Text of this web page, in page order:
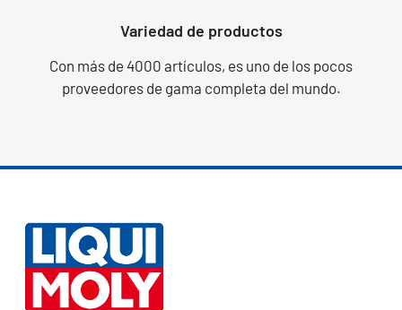
Variedad de productos
Con más de 4000 artículos, es uno de los pocos
proveedores de gama completa del mundo.